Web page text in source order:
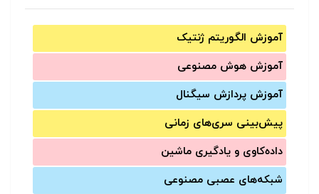
آموزش الگوریتم ژنتیک
آموزش‌ هوش مصنوعی
آموزش‌ پردازش سیگنال
پیش‌‌بینی سری‌‌های زمانی
داده‌کاوی و یادگیری ماشین
شبکه‌های عصبی مصنوعی